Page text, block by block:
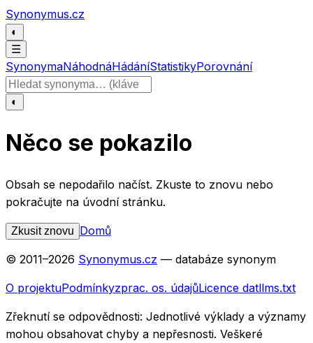
Přeskočit na obsah
Synonymus.cz
◐
☰
SynonymaNáhodnáHádáníStatistikyPorovnání
Hledat slovo
◐
Něco se pokazilo
Obsah se nepodařilo načíst. Zkuste to znovu nebo
pokračujte na úvodní stránku.
Zkusit znovu Domů
© 2011–2026 Synonymus.cz — databáze synonym
O projektuPodmínkyzprac. os. údajůLicence datllms.txt
Zřeknutí se odpovědnosti: Jednotlivé výklady a významy
mohou obsahovat chyby a nepřesnosti. Veškeré